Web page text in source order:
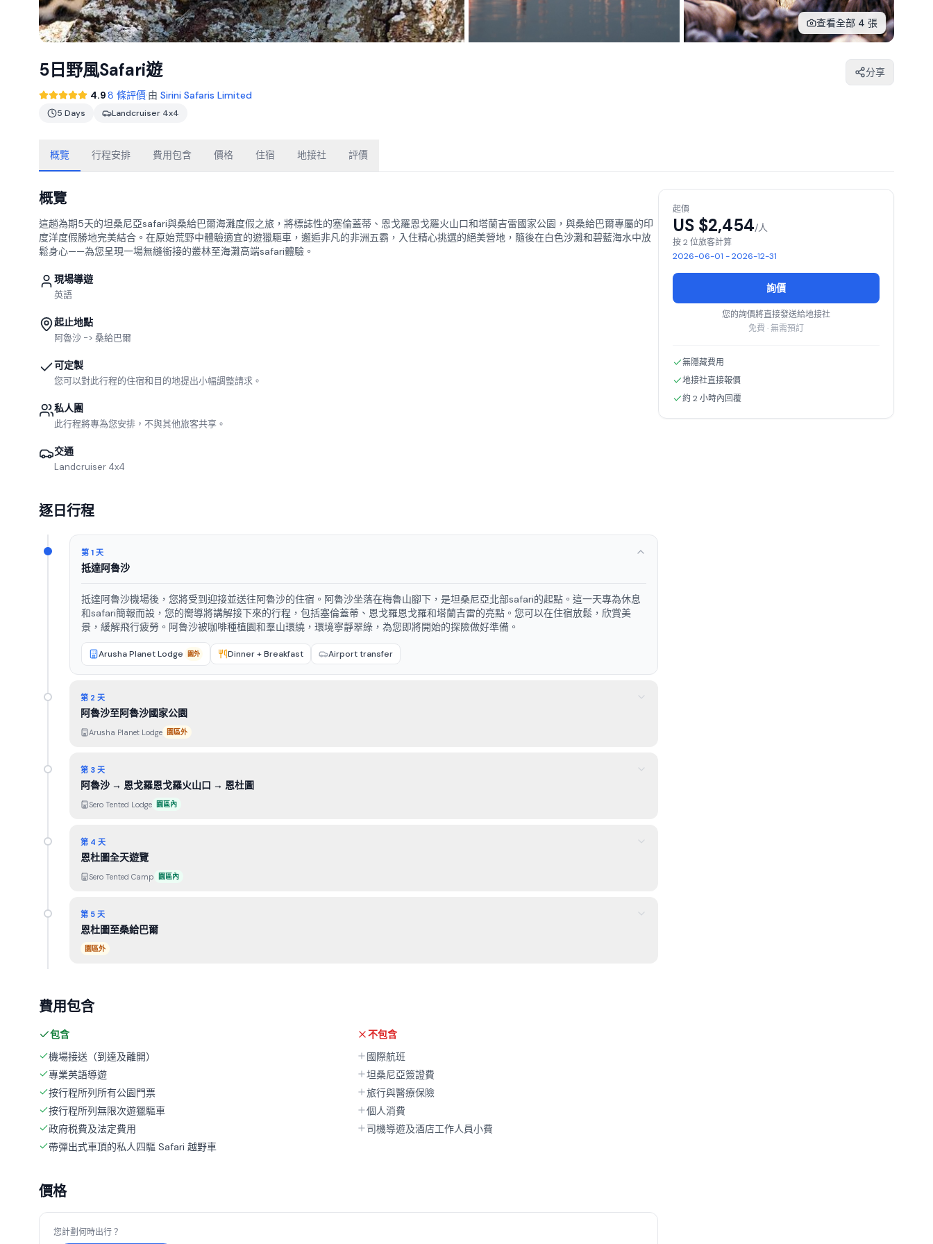
查看全部 4 張
5日野風Safari遊
4.98 條評價·由 Sirini Safaris Limited
5 Days Landcruiser 4x4
分享
概覽 行程安排 費用包含 價格 住宿 地接社 評價
概覽
這趟為期5天的坦桑尼亞safari與桑給巴爾海灘度假之旅，將標誌性的塞倫蓋蒂、恩戈羅恩戈羅火山口和塔蘭吉雷國家公園，與桑給巴爾專屬的印
度洋度假勝地完美結合。在原始荒野中體驗適宜的遊獵驅車，邂逅非凡的非洲五霸，入住精心挑選的絕美營地，隨後在白色沙灘和碧藍海水中放
鬆身心——為您呈現一場無縫銜接的叢林至海灘高端safari體驗。
現場導遊
英語
起止地點
阿魯沙 -> 桑給巴爾
可定製
您可以對此行程的住宿和目的地提出小幅調整請求。
私人團
此行程將專為您安排，不與其他旅客共享。
交通
Landcruiser 4x4
逐日行程
第 1 天
抵達阿魯沙
抵達阿魯沙機場後，您將受到迎接並送往阿魯沙的住宿。阿魯沙坐落在梅魯山腳下，是坦桑尼亞北部safari的起點。這一天專為休息
和safari簡報而設，您的嚮導將講解接下來的行程，包括塞倫蓋蒂、恩戈羅恩戈羅和塔蘭吉雷的亮點。您可以在住宿放鬆，欣賞美
景，緩解飛行疲勞。阿魯沙被咖啡種植園和羣山環繞，環境寧靜翠綠，為您即將開始的探險做好準備。
Arusha Planet Lodge 園外 Dinner + Breakfast Airport transfer
第 2 天
阿魯沙至阿魯沙國家公園
Arusha Planet Lodge 園區外
第 3 天
阿魯沙 → 恩戈羅恩戈羅火山口 → 恩杜圖
Sero Tented Lodge 園區內
第 4 天
恩杜圖全天遊覽
Sero Tented Camp 園區內
第 5 天
恩杜圖至桑給巴爾
園區外
費用包含
包含
機場接送（到達及離開）
專業英語導遊
按行程所列所有公園門票
按行程所列無限次遊獵驅車
政府税費及法定費用
帶彈出式車頂的私人四驅 Safari 越野車
不包含
國際航班
坦桑尼亞簽證費
旅行與醫療保險
個人消費
司機導遊及酒店工作人員小費
價格
您計劃何時出行？
起價
US $2,454/人
按 2 位旅客計算
2026-06-01 - 2026-12-31
詢價
您的詢價將直接發送給地接社
免費 · 無需預訂
無隱藏費用
地接社直接報價
約 2 小時內回覆